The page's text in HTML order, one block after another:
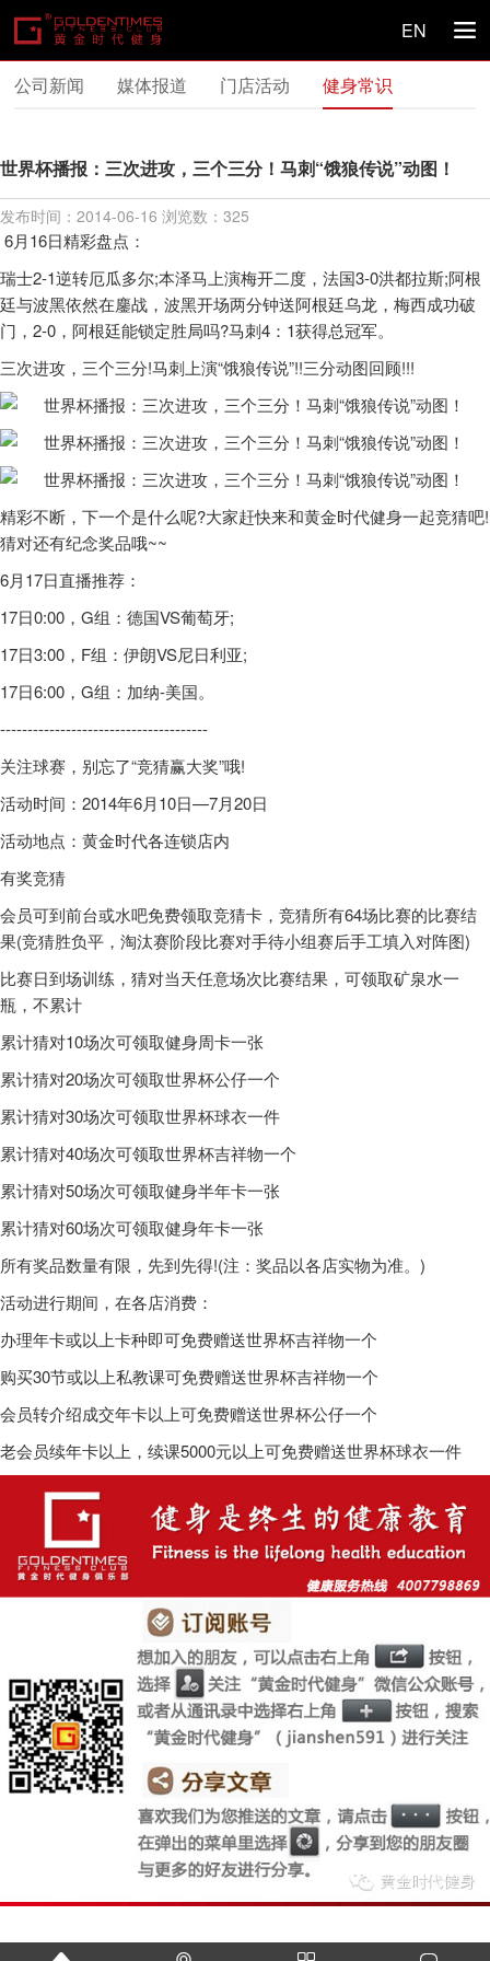

EN
公司新闻 媒体报道 门店活动 健身常识
世界杯播报：三次进攻，三个三分！马刺“饿狼传说”动图！
发布时间：2014-06-16 浏览数： 325
6月16日精彩盘点：
瑞士2-1逆转厄瓜多尔;本泽马上演梅开二度，法国3-0洪都拉斯;阿根
廷与波黑依然在鏖战，波黑开场两分钟送阿根廷乌龙，梅西成功破
门，2-0，阿根廷能锁定胜局吗?马刺4：1获得总冠军。
三次进攻，三个三分!马刺上演“饿狼传说”!!三分动图回顾!!!
精彩不断，下一个是什么呢?大家赶快来和黄金时代健身一起竞猜吧!
猜对还有纪念奖品哦~~
6月17日直播推荐：
17日0:00，G组：德国VS葡萄牙;
17日3:00，F组：伊朗VS尼日利亚;
17日6:00，G组：加纳-美国。
--------------------------------------
关注球赛，别忘了“竞猜赢大奖”哦!
活动时间：2014年6月10日—7月20日
活动地点：黄金时代各连锁店内
有奖竞猜
会员可到前台或水吧免费领取竞猜卡，竞猜所有64场比赛的比赛结
果(竞猜胜负平，淘汰赛阶段比赛对手待小组赛后手工填入对阵图)
比赛日到场训练，猜对当天任意场次比赛结果，可领取矿泉水一
瓶，不累计
累计猜对10场次可领取健身周卡一张
累计猜对20场次可领取世界杯公仔一个
累计猜对30场次可领取世界杯球衣一件
累计猜对40场次可领取世界杯吉祥物一个
累计猜对50场次可领取健身半年卡一张
累计猜对60场次可领取健身年卡一张
所有奖品数量有限，先到先得!(注：奖品以各店实物为准。)
活动进行期间，在各店消费：
办理年卡或以上卡种即可免费赠送世界杯吉祥物一个
购买30节或以上私教课可免费赠送世界杯吉祥物一个
会员转介绍成交年卡以上可免费赠送世界杯公仔一个
老会员续年卡以上，续课5000元以上可免费赠送世界杯球衣一件